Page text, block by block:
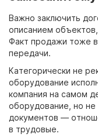
Важно заключить
описанием
Факт продажи тоже
передачи.
Категорически не
оборудование
компания на самом
оборудование, но
документов —
в трудовые.